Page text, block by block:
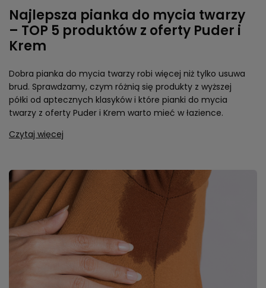
Najlepsza pianka do mycia twarzy
– TOP 5 produktów z oferty Puder i
Krem
Dobra pianka do mycia twarzy robi więcej niż tylko usuwa
brud. Sprawdzamy, czym różnią się produkty z wyższej
półki od aptecznych klasyków i które pianki do mycia
twarzy z oferty Puder i Krem warto mieć w łazience.
Czytaj więcej